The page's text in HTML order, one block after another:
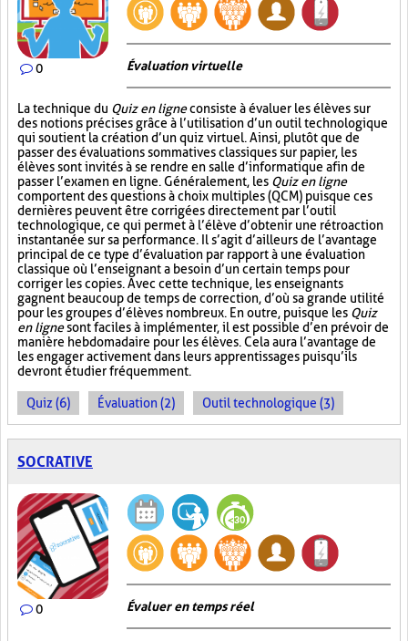
0 Évaluation virtuelle
La technique du Quiz en ligneconsiste à évaluer les élèves sur
des notions précises grâce à l’utilisation d’un outil technologique
qui soutient la création d’un quiz virtuel. Ainsi, plutôt que de
passer des évaluations sommatives classiques sur papier, les
élèves sont invités à se rendre en salle d’informatique afin de
passer l’examen en ligne. Généralement, les Quiz en ligne
comportent des questions à choix multiples (QCM) puisque ces
dernières peuvent être corrigées directement par l’outil
technologique, ce qui permet à l’élève d’obtenir une rétroaction
instantanée sur sa performance. Il s’agit d’ailleurs de l’avantage
principal de ce type d’évaluation par rapport à une évaluation
classique où l’enseignant a besoin d’un certain temps pour
corriger les copies. Avec cette technique, les enseignants
gagnent beaucoup de temps de correction, d’où sa grande utilité
pour les groupes d’élèves nombreux. En outre, puisque les Quiz
en lignesont faciles à implémenter, il est possible d’en prévoir de
manière hebdomadaire pour les élèves. Cela aura l’avantage de
les engager activement dans leurs apprentissages puisqu’ils
devront étudier fréquemment.
Quiz (6) Évaluation (2) Outil technologique (3)
SOCRATIVE
0 Évaluer en temps réel